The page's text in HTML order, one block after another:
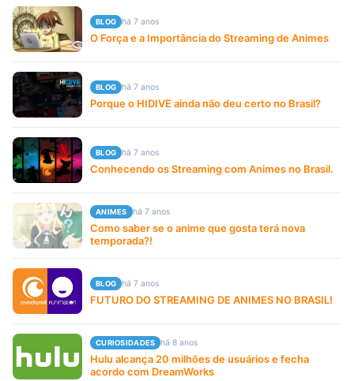
BLOG há 7 anos
O Força e a Importância do Streaming de Animes
BLOG há 7 anos
Porque o HIDIVE ainda não deu certo no Brasil?
BLOG há 7 anos
Conhecendo os Streaming com Animes no Brasil.
ANIMES há 7 anos
Como saber se o anime que gosta terá nova
temporada?!
BLOG há 7 anos
FUTURO DO STREAMING DE ANIMES NO BRASIL!
CURIOSIDADES há 8 anos
Hulu alcança 20 milhões de usuários e fecha
acordo com DreamWorks